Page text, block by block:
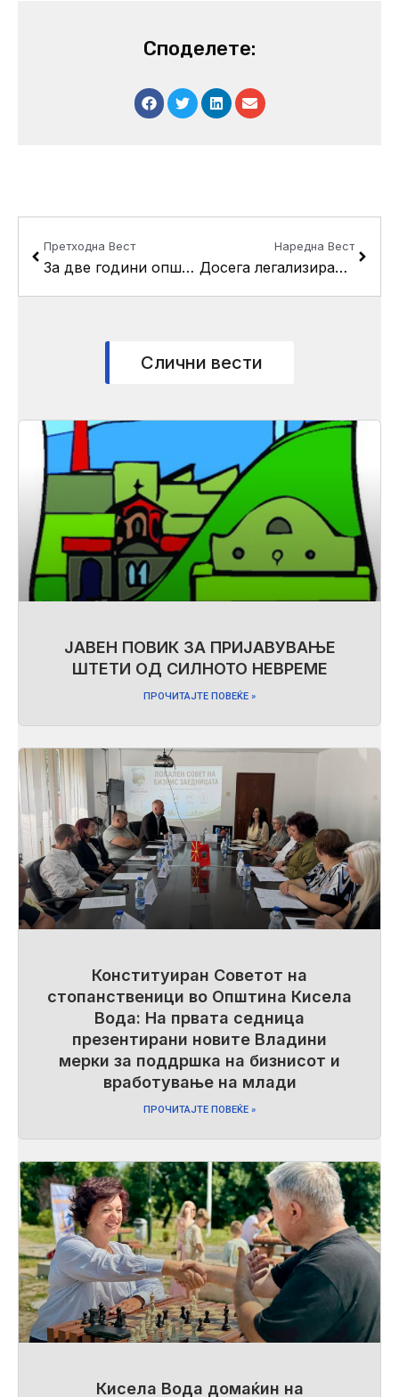
Споделете:
Претходна Вест
За две години општина Кисела Вода додели 1058 ваучери за новороденчиња
Наредна Вест
Досега легализирани 3868 дивоградби во општина Кисела Вода
Слични вести
ЈАВЕН ПОВИК ЗА ПРИЈАВУВАЊЕ
ШТЕТИ ОД СИЛНОТО НЕВРЕМЕ
ПРОЧИТАЈТЕ ПОВЕЌЕ »
Конституиран Советот на
стопанственици во Општина Кисела
Вода: На првата седница
презентирани новите Владини
мерки за поддршка на бизнисот и
вработување на млади
ПРОЧИТАЈТЕ ПОВЕЌЕ »
Кисела Вода домаќин на